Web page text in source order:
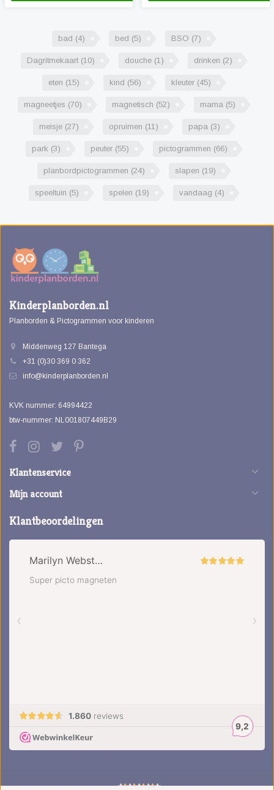
bad (4) bed (5) BSO (7)
Dagritmekaart (10) douche (1) drinken (2)
eten (15) kind (56) kleuter (45)
magneetjes (70) magnetisch (52) mama (5)
meisje (27) opruimen (11) papa (3)
park (3) peuter (55) pictogrammen (66)
planbordpictogrammen (24) slapen (19)
speeltuin (5) spelen (19) vandaag (4)
Kinderplanborden.nl
Planborden & Pictogrammen voor kinderen
Middenweg 127 Bantega
+31 (0)30 369 0 362
info@kinderplanborden.nl
KVK nummer: 64994422
btw-nummer: NL001807449B29
Klantenservice
Mijn account
Klantbeoordelingen